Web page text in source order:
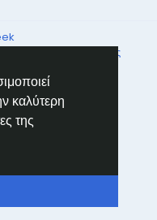
καλύτερη
της
Επικοινώνησε μαζί μας